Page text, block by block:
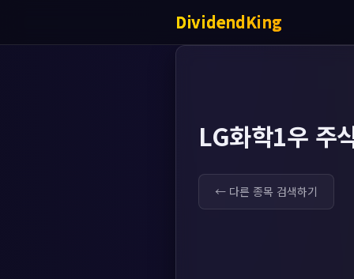
DividendKing
LG화학1우 주
← 다른 종목 검색하기